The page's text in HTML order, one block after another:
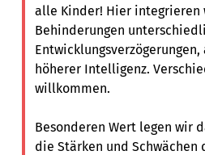
alle Kinder! Hier integrieren
Behinderungen
höherer Intelligenz.
willkommen.
Besonderen Wert legen wir
die Stärken und Schwächen